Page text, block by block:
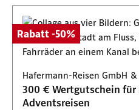
Rabatt -50%
Hafermann-Reisen GmbH &
300 € Wertgutschein für
Adventsreisen